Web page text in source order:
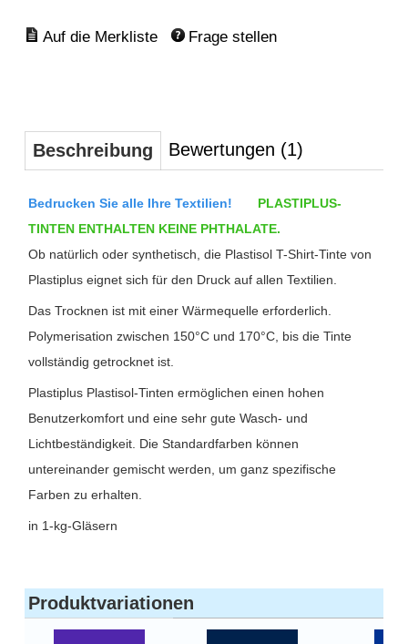
Frage stellen
Beschreibung Bewertungen (1)
Bedrucken Sie alle Ihre Textilien!
PLASTIPLUS-
TINTEN ENTHALTEN KEINE PHTHALATE.
Ob natürlich oder synthetisch, die Plastisol T-Shirt-Tinte von
Plastiplus eignet sich für den Druck auf allen Textilien.
Das Trocknen ist mit einer Wärmequelle erforderlich.
Polymerisation zwischen 150°C und 170°C, bis die Tinte
vollständig getrocknet ist.
Plastiplus Plastisol-Tinten ermöglichen einen hohen
Benutzerkomfort und eine sehr gute Wasch- und
Lichtbeständigkeit. Die Standardfarben können
untereinander gemischt werden, um ganz spezifische
Farben zu erhalten.
in 1-kg-Gläsern
Produktvariationen